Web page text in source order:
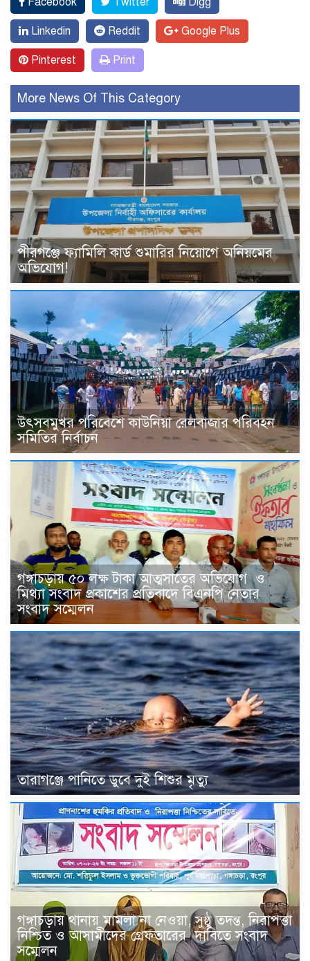
Linkedin Reddit Google Plus
Pinterest Print
More News Of This Category
পীরগঞ্জে ফ্যামিলি কার্ড শুমারির নিয়োগে অনিয়মের
অভিযোগ!
উৎসবমুখর পরিবেশে কাউনিয়া রেলবাজার পরিবহন
সমিতির নির্বাচন
গঙ্গাচড়ায় ৫০ লক্ষ টাকা আত্মসাতের অভিযোগ ও
মিথ্যা সংবাদ প্রকাশের প্রতিবাদে বিএনপি নেতার
সংবাদ সম্মেলন
তারাগঞ্জে পানিতে ডুবে দুই শিশুর মৃত্যু
গঙ্গাচড়ায় থানায় মামলা না নেওয়া, সুষ্ঠু তদন্ত, নিরাপত্তা
নিশ্চিত ও আসামীদের গ্রেফতারের দাবিতে সংবাদ
সম্মেলন